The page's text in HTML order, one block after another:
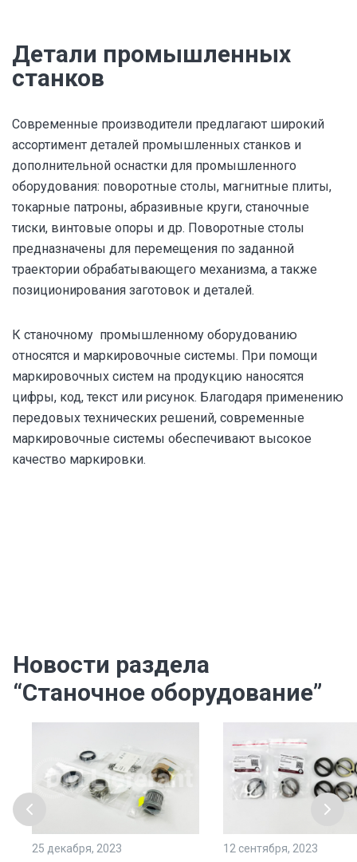
Детали промышленных
станков
Современные производители предлагают широкий
ассортимент деталей промышленных станков и
дополнительной оснастки для промышленного
оборудования: поворотные столы, магнитные плиты,
токарные патроны, абразивные круги, станочные
тиски, винтовые опоры и др. Поворотные столы
предназначены для перемещения по заданной
траектории обрабатывающего механизма, а также
позиционирования заготовок и деталей.
К станочному промышленному оборудованию
относятся и маркировочные системы. При помощи
маркировочных систем на продукцию наносятся
цифры, код, текст или рисунок. Благодаря применению
передовых технических решений, современные
маркировочные системы обеспечивают высокое
качество маркировки.
Новости раздела
“Станочное оборудование”
25 декабря, 2023 12 сентября, 2023